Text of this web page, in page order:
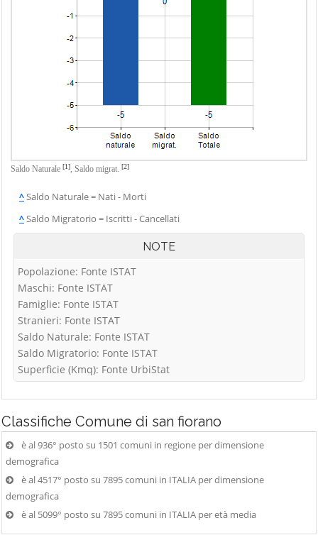
Saldo Naturale [1], Saldo migrat. [2]
^Saldo Naturale = Nati - Morti
^Saldo Migratorio = Iscritti - Cancellati
NOTE
Popolazione: Fonte ISTAT
Maschi: Fonte ISTAT
Famiglie: Fonte ISTAT
Stranieri: Fonte ISTAT
Saldo Naturale: Fonte ISTAT
Saldo Migratorio: Fonte ISTAT
Superficie (Kmq): Fonte UrbiStat
Classifiche Comune di san fiorano
è al 936° posto su 1501 comuni in regione per dimensione
demografica
è al 4517° posto su 7895 comuni in ITALIA per dimensione
demografica
è al 5099° posto su 7895 comuni in ITALIA per età media